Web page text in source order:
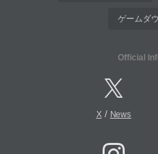
ゲームダ
Official
X/ News